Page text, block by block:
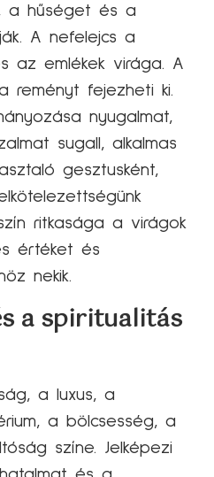
a hűséget és a
A nefelejcs a
az emlékek virága. A
reményt fejezheti ki.
nyugalmat,
sugall, alkalmas
gesztusként,
ritkasága a virágok
értéket és
nekik.
a spiritualitás
a luxus, a
a bölcsesség, a
színe. Jelképezi